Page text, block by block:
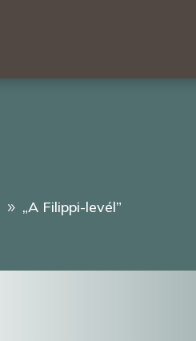
9 „A Filippi-levél”